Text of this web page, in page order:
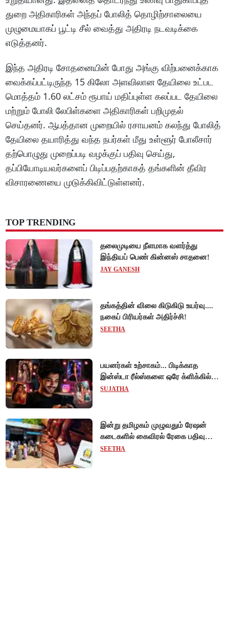
துறை அதிகாரிகள் அந்தப் போலித் தொழிற்சாலையை
முழுமையாகப் பூட்டி சீல் வைத்து அதிரடி நடவடிக்கை
எடுத்தனர்.
இந்த அதிரடி சோதனையின் போது அங்கு விற்பனைக்காக
வைக்கப்பட்டிருந்த 15 கிலோ அளவிலான தேயிலை உட்பட
மொத்தம் 1.60 லட்சம் ரூபாய் மதிப்புள்ள கலப்பட தேயிலை
மற்றும் போலி லேபிள்களை அதிகாரிகள் பறிமுதல்
செய்தனர். ஆபத்தான முறையில் ரசாயனம் கலந்து போலித்
தேயிலை தயாரித்து வந்த நபர்கள் மீது உள்ளூர் போலீசார்
தற்பொழுது முறைப்படி வழக்குப் பதிவு செய்து,
தப்பியோடியவர்களைப் பிடிப்பதற்காகத் தங்களின் தீவிர
விசாரணையை முடுக்கிவிட்டுள்ளனர்.
TOP TRENDING
தலைமுடியை நீளமாக வளர்த்து
இந்தியப் பெண் கின்னஸ் சாதனை!
JAY GANESH
தங்கத்தின் விலை கிடுகிடு உயர்வு....
நகைப் பிரியர்கள் அதிர்ச்சி!
SEETHA
பயனர்கள் உற்சாகம்... பிடிக்காத
இன்ஸ்டா ரீல்ஸ்களை ஒரே க்ளிக்கில்
மாற்றியமைக்கலாம்!
SUJATHA
இன்று தமிழகம் முழுவதும் ரேஷன்
கடைகளில் கைவிரல் ரேகை பதிவு
சிறப்பு முகாம்!
SEETHA